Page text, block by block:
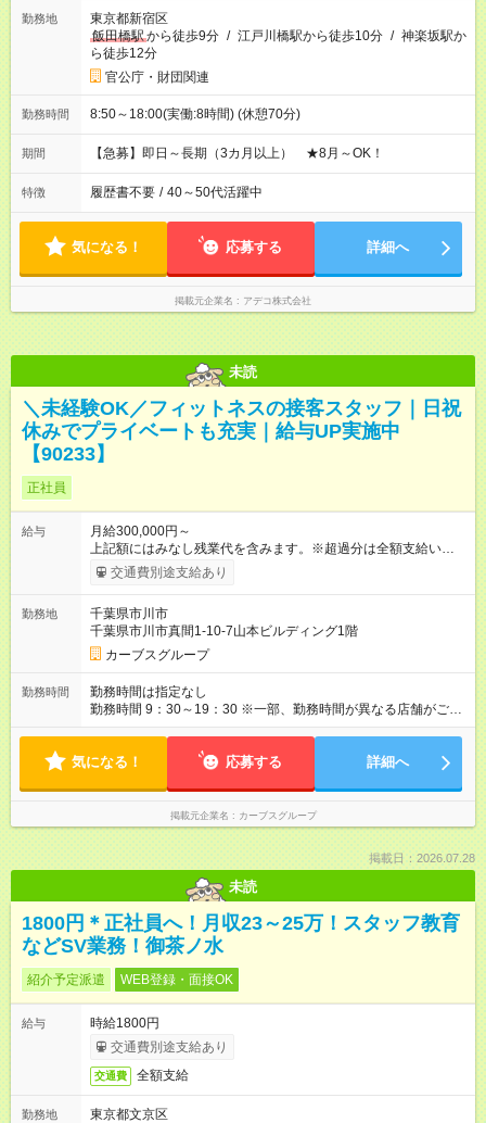
勤務地
東京都新宿区
飯田橋駅から徒歩9分 / 江戸川橋駅から徒歩10分 / 神楽坂駅か
ら徒歩12分
官公庁・財団関連
勤務時間 8:50～18:00(実働:8時間) (休憩70分)
期間 【急募】即日～長期（3カ月以上） ★8月～OK！
特徴 履歴書不要 / 40～50代活躍中
気になる！ 応募する 詳細へ
掲載元企業名 アデコ株式会社
未読
＼未経験OK／フィットネスの接客スタッフ｜日祝
休みでプライベートも充実｜給与UP実施中
【90233】
正社員
給与
月給300,000円～
上記額にはみなし残業代を含みます。※超過分は全額支給いたし
ます。 みなし残業代 42,190円／月 みなし残業時間 25時間／月
【試用期間】試用期間あり 試用期間の長さ：6ヶ月 ※ 雇用形態
用時と同じです。 給与：月給 260,000円以上
交通費別途支給あり
勤務地
千葉県市川市
千葉県市川市真間1-10-7山本ビルディング1階
カーブスグループ
勤務時間
勤務時間は指定なし
勤務時間 9：30～19：30 ※一部、勤務時間が異なる店舗がござ
います。 ＜営業時間＞ 平日／10：00～13：00、15：00～19：
深夜シフトはありません）
気になる！ 応募する 詳細へ
掲載元企業名 カーブスグループ
掲載日：2026.07.28
未読
1800円＊正社員へ！月収23～25万！スタッフ教育
などSV業務！御茶ノ水
紹介予定派遣 WEB登録・面接OK
給与
時給1800円
交通費別途支給あり
交通費 全額支給
勤務地
東京都文京区